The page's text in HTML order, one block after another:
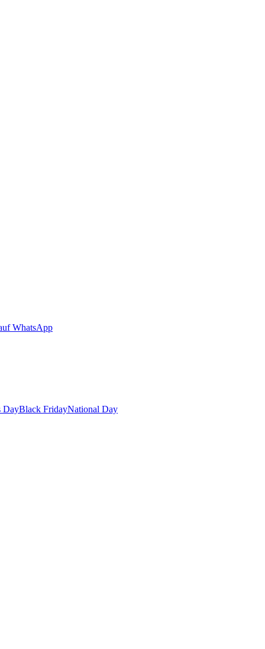
WhatsApp
DayBlack FridayNational Day